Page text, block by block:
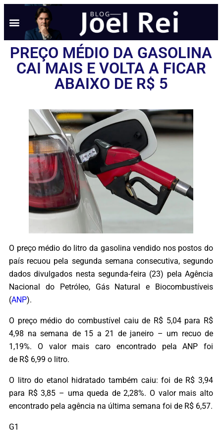
PREÇO MÉDIO DA GASOLINA
CAI MAIS E VOLTA A FICAR
ABAIXO DE R$ 5
O preço médio do litro da gasolina vendido nos postos do
país recuou pela segunda semana consecutiva, segundo
dados divulgados nesta segunda-feira (23) pela Agência
Nacional do Petróleo, Gás Natural e Biocombustíveis
(ANP).
O preço médio do combustível caiu de R$ 5,04 para R$
4,98 na semana de 15 a 21 de janeiro – um recuo de
1,19%. O valor mais caro encontrado pela ANP foi
de R$ 6,99 o litro.
O litro do etanol hidratado também caiu: foi de R$ 3,94
para R$ 3,85 – uma queda de 2,28%. O valor mais alto
encontrado pela agência na última semana foi de R$ 6,57.
G1